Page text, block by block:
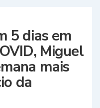
5 dias em
Miguel
mais
da